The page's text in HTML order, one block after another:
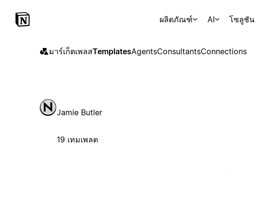
ผลิตภัณฑ์ AI โซลูชัน
มาร์เก็ตเพลสTemplatesAgentsConsultantsConnections
Jamie Butler
19 เทมเพลต